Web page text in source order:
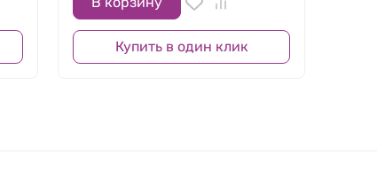
Купить в один клик